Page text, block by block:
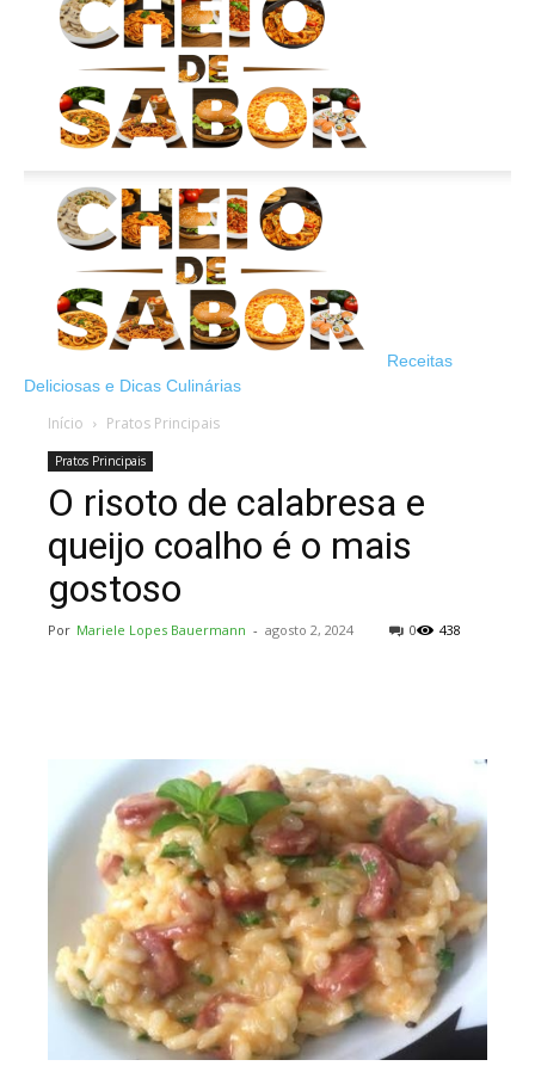
Receitas
Deliciosas e Dicas Culinárias
Início Pratos Principais
Pratos Principais
O risoto de calabresa e
queijo coalho é o mais
gostoso
Por Mariele Lopes Bauermann - agosto 2, 2024 438
0